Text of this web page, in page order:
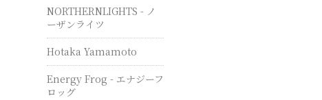
NORTHERNLIGHTS - ノ
ーザンライツ
Hotaka Yamamoto
Energy Frog - エナジーフ
ロッグ